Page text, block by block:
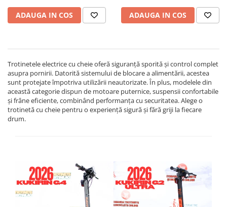
ADAUGA IN COS ADAUGA IN COS
Trotinetele electrice cu cheie oferă siguranță sporită și control complet
asupra pornirii. Datorită sistemului de blocare a alimentării, acestea
sunt protejate împotriva utilizării neautorizate. În plus, modelele din
această categorie dispun de motoare puternice, suspensii confortabile
și frâne eficiente, combinând performanța cu securitatea. Alege o
trotinetă cu cheie pentru o experiență sigură și fără griji la fiecare
drum.